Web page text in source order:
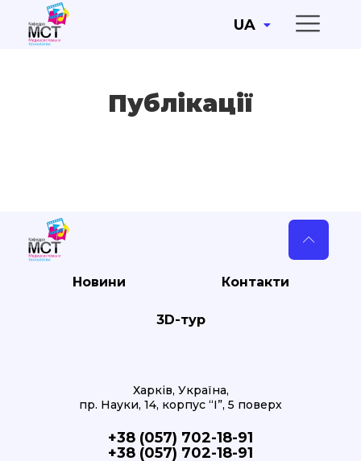
UA
Публікації
Новини Контакти
3D-тур
Харків, Україна,
пр. Науки, 14, корпус “І”, 5 поверх
+38 (057) 702-18-91
+38 (057) 702-18-91